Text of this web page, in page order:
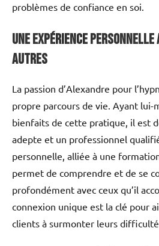
problèmes de confiance en soi.
Une Expérience Personnelle
Autres
La passion d’Alexandre pour
propre parcours de vie. Ayant lui-
bienfaits de cette pratique, il est
adepte et un professionnel
personnelle, alliée à une
permet de comprendre et de se
profondément avec ceux qu’il
connexion unique est la clé pour
clients à surmonter leurs